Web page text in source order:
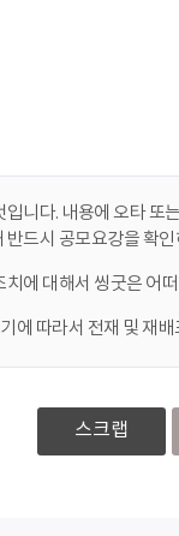
니다. 내용에 오타 또
드시 공모요강을 확
에 대해서 씽굿은 어
따라서 전재 및 재배
스크랩